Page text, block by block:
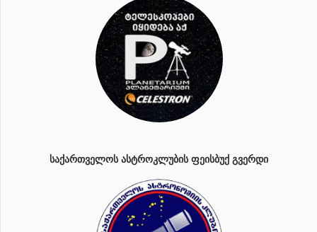
ᲡᲐᲥᲐᲠᲗᲕᲔᲚᲝᲡ ᲐᲡᲢᲠᲝᲙᲚᲣᲑᲘᲡ ᲤᲔᲘᲡᲑᲣᲥ ᲒᲕᲔᲠᲓᲘ